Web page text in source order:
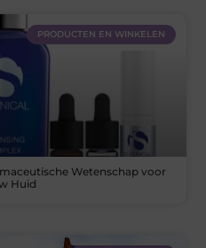
PRODUCTEN EN WINKELEN
Wetenschap voor
Huid